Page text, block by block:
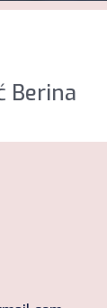
Berina